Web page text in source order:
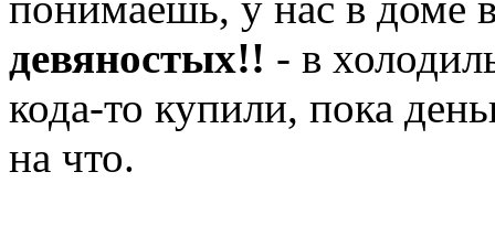
девяностых!! - в
кода-то купили, пока
на что.